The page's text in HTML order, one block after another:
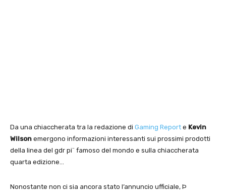
Da una chiaccherata tra la redazione di Gaming Report e Kevin
Wilson emergono informazioni interessanti sui prossimi prodotti
della linea del gdr pi¨ famoso del mondo e sulla chiaccherata
quarta edizione…
Nonostante non ci sia ancora stato l’annuncio ufficiale, Þ